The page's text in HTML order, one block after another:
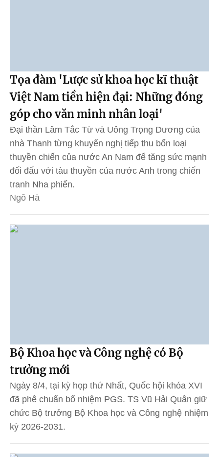
Tọa đàm 'Lược sử khoa học kĩ thuật
Việt Nam tiền hiện đại: Những đóng
góp cho văn minh nhân loại'
Đại thần Lâm Tắc Từ và Uông Trọng Dương của
nhà Thanh từng khuyến nghị tiếp thu bốn loại
thuyền chiến của nước An Nam để tăng sức mạnh
đối đấu với tàu thuyền của nước Anh trong chiến
tranh Nha phiến.
Ngô Hà
Bộ Khoa học và Công nghệ có Bộ
trưởng mới
Ngày 8/4, tại kỳ họp thứ Nhất, Quốc hội khóa XVI
đã phê chuẩn bổ nhiệm PGS. TS Vũ Hải Quân giữ
chức Bộ trưởng Bộ Khoa học và Công nghệ nhiệm
kỳ 2026-2031.